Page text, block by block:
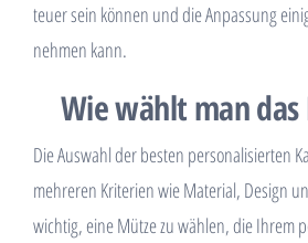
teuer sein können und die Anpassung
nehmen kann.
Wie wählt man das
Die Auswahl der besten personalisierten
mehreren Kriterien wie Material, Design
wichtig, eine Mütze zu wählen, die Ihrem